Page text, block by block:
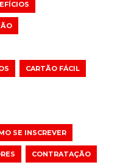
CARTÃO FÁCIL
SE INSCREVER
CONTRATAÇÃO